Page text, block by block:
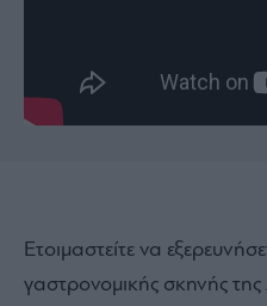
Ετοιμαστείτε να
γαστρονομικής σκηνής